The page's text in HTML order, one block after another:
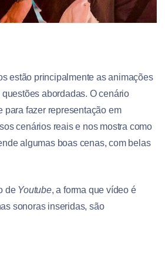
estão principalmente as animações
abordadas. O cenário
fazer representação em
cenários reais e nos mostra como
algumas boas cenas, com belas
de Youtube, a forma que vídeo é
sonoras inseridas, são